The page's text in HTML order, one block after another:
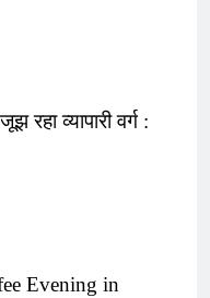
व्यापारी वर्ग :
Evening in